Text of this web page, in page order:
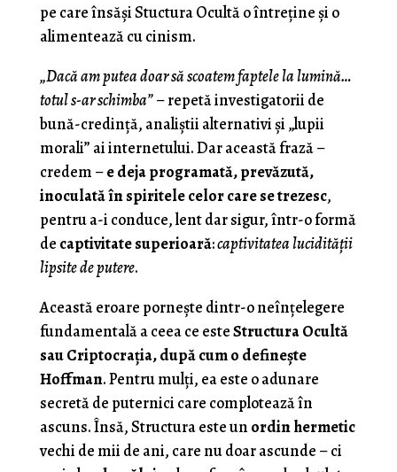
pe care însăși Stuctura Ocultă o întreține și o
alimentează cu cinism.
„Dacă am putea doar să scoatem faptele la lumină…
totul s-ar schimba”– repetă investigatorii de
bună-credință, analiștii alternativi și „lupii
morali” ai internetului. Dar această frază –
credem –e deja programată, prevăzută,
inoculată în spiritele celor care se trezesc,
pentru a-i conduce, lent dar sigur, într-o formă
de captivitate superioară:captivitatea lucidității
lipsite de putere.
Această eroare pornește dintr-o neînțelegere
fundamentală a ceea ce esteStructura Ocultă
sau Criptocraţia, după cum o defineşte
Hoffman. Pentru mulți, ea este o adunare
secretă de puternici care complotează în
ascuns. Însă, Structura este un ordin hermetic
vechi de mii de ani, care nu doar ascunde – ci